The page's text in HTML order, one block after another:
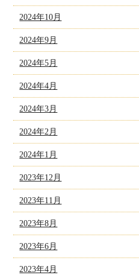
2024年10月
2024年9月
2024年5月
2024年4月
2024年3月
2024年2月
2024年1月
2023年12月
2023年11月
2023年8月
2023年6月
2023年4月